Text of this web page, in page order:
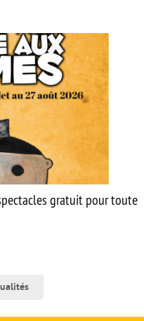
gratuit pour toute